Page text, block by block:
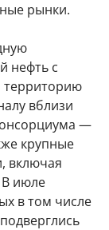
рынки.
нефть с
территорию
вблизи
—
крупные
включая
В июле
в том числе